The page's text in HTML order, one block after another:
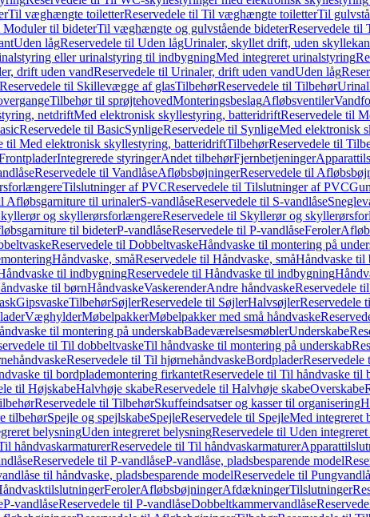
Til væghængte toiletterReservedele til Til væghængte toiletterTil
Moduler til bideterTil væghængte og gulvstående bideterReservedele til
Uden lågReservedele til Uden lågUrinaler, skyllet drift, uden
eller urinalstyring til indbygningMed integreret urinalstyring
drift uden vandReservedele til Urinaler, drift uden vandUden låg
Reservedele til Skillevægge af glasTilbehørReservedele til Tilbehør
Tilbehør til sprøjtehovedMonteringsbeslagAfløbsventiler
netdriftMed elektronisk skyllestyring, batteridriftReservedele til
Reservedele til BasicSynligeReservedele til SynligeMed elektronisk
til Med elektronisk skyllestyring, batteridriftTilbehørReservedele til
Integrerede styringerAndet tilbehørFjernbetjeninger
Reservedele til VandlåseAfløbsbøjningerReservedele til
Tilslutninger af PVCReservedele til Tilslutninger af PVC
Afløbsgarniture til urinalerS-vandlåseReservedele til S-vandlåse
og skyllerørsforlængereReservedele til Skyllerør og
til bideterP-vandlåseReservedele til P-vandlåseFeroler
Reservedele til DobbeltvaskeHåndvaske til montering på
Håndvaske, småReservedele til Håndvaske, småHåndvaske til
til indbygningReservedele til Håndvaske til indbygning
til børnHåndvaskeVaskerenderAndre håndvaskeReservedele
GipsvaskeTilbehørSøjlerReservedele til SøjlerHalvsøjlerReservedele
VæghylderMøbelpakkerMøbelpakker med små håndvaske
til montering på underskabBadeværelsesmøblerUnderskabe
til Til dobbeltvaskeTil håndvaske til montering på underskab
Reservedele til Til hjørnehåndvaskeBordplader
til bordplademontering firkantetReservedele til Til håndvaske til
til HøjskabeHalvhøje skabeReservedele til Halvhøje skabeOverskabe
Reservedele til TilbehørSkuffeindsatser og kasser til organisering
tilbehørSpejle og spejlskabeSpejleReservedele til SpejleMed integreret
belysningUden integreret belysningReservedele til Uden
håndvaskarmaturerReservedele til Til håndvaskarmaturer
Reservedele til P-vandlåseP-vandlåse, pladsbesparende model
til håndvaske, pladsbesparende modelReservedele til
FerolerAfløbsbøjningerAfdækningerTilslutninger
P-vandlåseReservedele til P-vandlåseDobbeltkammervandlåse